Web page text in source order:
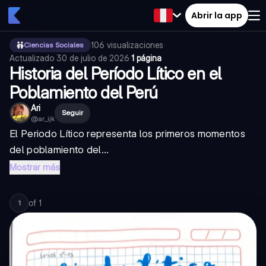
Abrir la app
Ciencias Sociales 106 visualizaciones·
Actualizado 30 de julio de 2026·1 página
Historia del Período Lítico en el
Poblamiento del Perú
Ari
@ar_ijk
Seguir
El Periodo Lítico representa los primeros momentos
del poblamiento del...
Mostrar más
1 of 1